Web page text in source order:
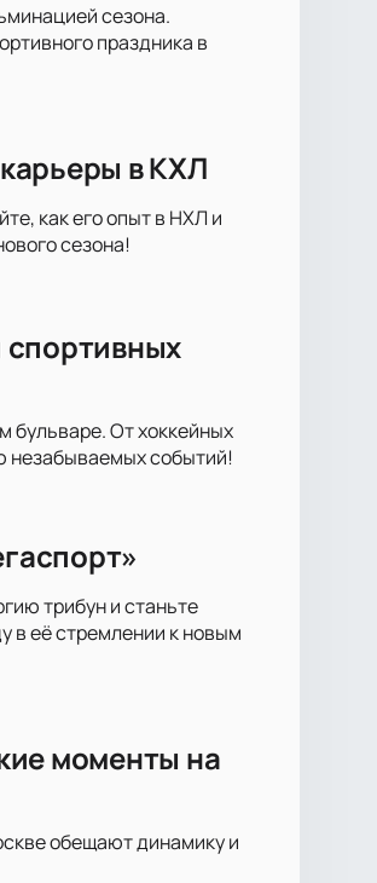
сезона.
праздника в
в КХЛ
как его опыт в НХЛ и
сезона!
спортивных
бульваре. От хоккейных
незабываемых событий!
трибун и станьте
в её стремлении к новым
моменты на
обещают динамику и